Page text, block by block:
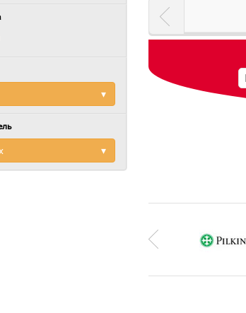
▾
▾